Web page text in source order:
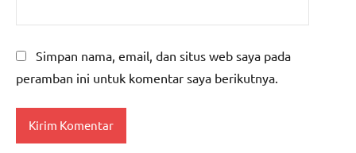
Simpan nama, email, dan situs web saya pada
peramban ini untuk komentar saya berikutnya.